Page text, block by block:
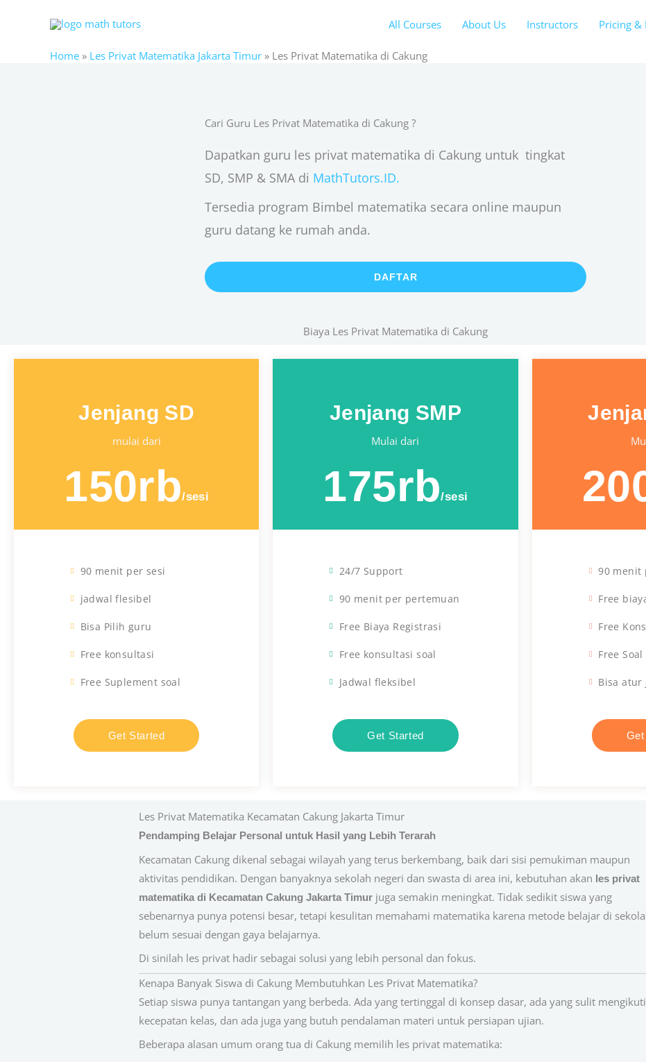
All Courses About Us Instructors Pricing &
Home » Les Privat Matematika Jakarta Timur » Les Privat Matematika di Cakung
Cari Guru Les Privat Matematika di Cakung ?
Dapatkan guru les privat matematika di Cakung untuk tingkat
SD, SMP & SMA di MathTutors.ID.
Tersedia program Bimbel matematika secara online maupun
guru datang ke rumah anda.
DAFTAR
Biaya Les Privat Matematika di Cakung
Jenjang SD
mulai dari
150rb/sesi
90 menit per sesi
jadwal flesibel
Bisa Pilih guru
Free konsultasi
Free Suplement soal
Get Started
Jenjang SMP
Mulai dari
175rb/sesi
24/7 Support
90 menit per pertemuan
Free Biaya Registrasi
Free konsultasi soal
Jadwal fleksibel
Get Started
90 menit
Free
Free
Free
Bisa
Les Privat Matematika Kecamatan Cakung Jakarta Timur
Pendamping Belajar Personal untuk Hasil yang Lebih Terarah
Kecamatan Cakung dikenal sebagai wilayah yang terus berkembang, baik dari sisi pemukiman maupun
aktivitas pendidikan. Dengan banyaknya sekolah negeri dan swasta di area ini, kebutuhan akan les privat
matematika di Kecamatan Cakung Jakarta Timurjuga semakin meningkat. Tidak sedikit siswa yang
sebenarnya punya potensi besar, tetapi kesulitan memahami matematika karena metode belajar di
belum sesuai dengan gaya belajarnya.
Di sinilah les privat hadir sebagai solusi yang lebih personal dan fokus.
Kenapa Banyak Siswa di Cakung Membutuhkan Les Privat Matematika?
Setiap siswa punya tantangan yang berbeda. Ada yang tertinggal di konsep dasar, ada yang sulit mengikuti
kecepatan kelas, dan ada juga yang butuh pendalaman materi untuk persiapan ujian.
Beberapa alasan umum orang tua di Cakung memilih les privat matematika: